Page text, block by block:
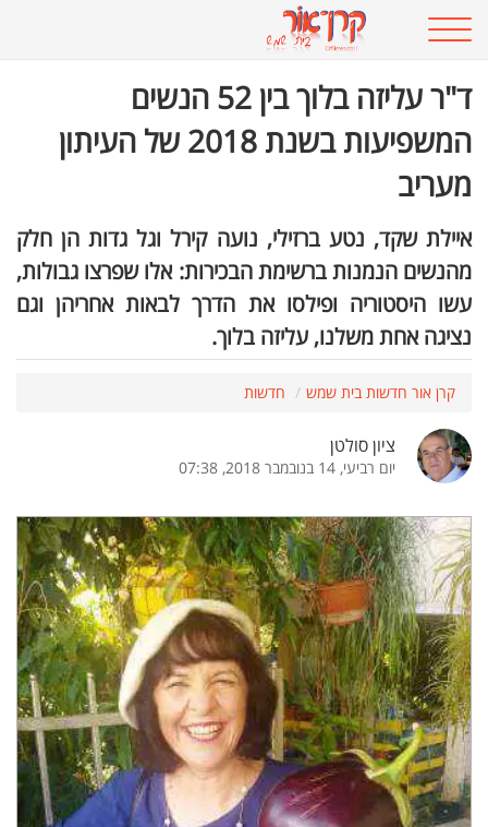
ד"ר עליזה בלוך בין 52 הנשים
המשפיעות בשנת 2018 של העיתון
מעריב
איילת שקד, נטע ברזילי, נועה קירל וגל גדות הן חלק
מהנשים הנמנות ברשימת הבכירות: אלו שפרצו גבולות,
עשו היסטוריה ופילסו את הדרך לבאות אחריהן וגם
נציגה אחת משלנו, עליזה בלוך.
קרן אור חדשות בית שמש חדשות
ציון סולטן
יום רביעי, 14 בנובמבר 2018, 07:38